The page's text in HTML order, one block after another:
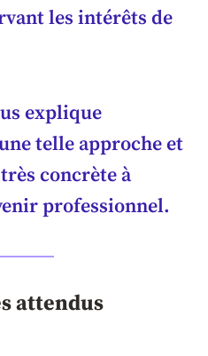
les intérêts de
explique
telle approche et
concrète à
professionnel.
attendus